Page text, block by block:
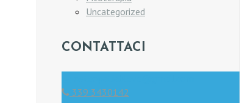
Uncategorized
CONTATTACI
339 3430142